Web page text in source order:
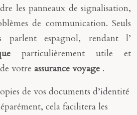
les panneaux de signalisation,
de communication. Seuls
parlent espagnol, rendant l’
particulièrement utile et
votre assurance voyage .
de vos documents d’identité
cela facilitera les